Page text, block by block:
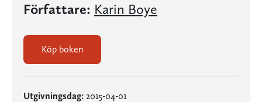
Författare: Karin Boye
Köp boken
Utgivningsdag: 2015-04-01